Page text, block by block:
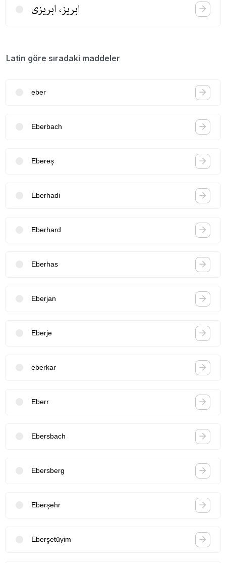
ابریز، ابریزی
Latin göre sıradaki maddeler
eber
Eberbach
Ebereş
Eberhadi
Eberhard
Eberhas
Eberjan
Eberje
eberkar
Eberr
Ebersbach
Ebersberg
Eberşehr
Eberşetüyim